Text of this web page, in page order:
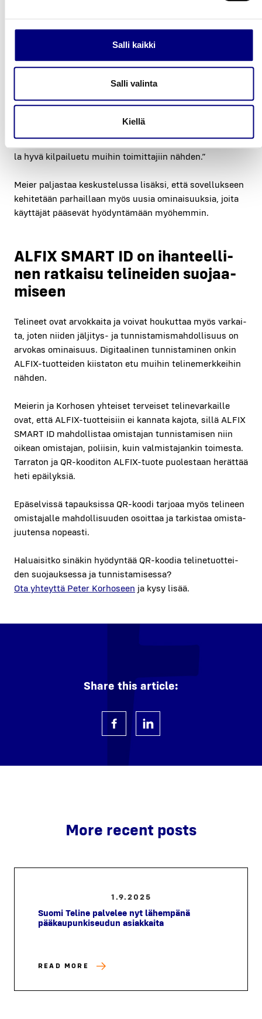
Salli kaikki
Salli valinta
Kiellä
Tuo­te­tie­to­jen avul­la tilaat verk­ko­kau­pas­ta hel­pos­ti lisää
Kaik­kien tuot­tei­den tie­dot ovat kes­ki­te­tys­ti saa­ta­vis­sa
Suo­jau­dut teli­ne­var­kail­ta, sil­lä QR-koo­din avul­la omis­ta­
Teli­nei­den han­kin­taa har­kit­se­val­leKor­ho­nen välit­tää
la hyvä kil­pai­lue­tu mui­hin toi­mit­ta­jiin näh­den.”
Meier pal­jas­taa kes­kus­te­lus­sa lisäk­si, että sovel­luk­seen
kehi­te­tään par­hail­laan myös uusia omi­nai­suuk­sia, joi­ta
käyt­tä­jät pää­se­vät hyö­dyn­tä­mään myö­hem­min.
ALFIX SMART ID on ihan­teel­li­
nen rat­kai­su teli­nei­den suo­jaa­
mi­seen
Teli­neet ovat arvok­kai­ta ja voi­vat hou­kut­taa myös var­kai­
ta, joten nii­den jäl­ji­tys- ja tun­nis­ta­mis­mah­dol­li­suus on
arvo­kas omi­nai­suus. Digi­taa­li­nen tun­nis­ta­mi­nen onkin
ALFIX-tuot­tei­den kiis­ta­ton etu mui­hin teli­ne­merk­kei­hin
näh­den.
Meie­rin ja Kor­ho­sen yhtei­set ter­vei­set teli­ne­var­kail­le
ovat, että ALFIX-tuot­tei­siin ei kan­na­ta kajo­ta, sil­lä ALFIX
SMART ID mah­dol­lis­taa omis­ta­jan tun­nis­ta­mi­sen niin
oikean omis­ta­jan, polii­sin, kuin val­mis­ta­jan­kin toi­mes­ta.
Tar­ra­ton ja QR-koo­di­ton ALFIX-tuo­te puo­les­taan herät­tää
heti epäi­lyk­siä.
Epä­sel­vis­sä tapauk­sis­sa QR-koo­di tar­jo­aa myös teli­neen
omis­ta­jal­le mah­dol­li­suu­den osoit­taa ja tar­kis­taa omis­ta­
juu­ten­sa nopeas­ti.
Haluai­sit­ko sinä­kin hyö­dyn­tää QR-koo­dia teli­ne­tuot­tei­
den suo­jauk­ses­sa ja tun­nis­ta­mi­ses­sa?
Ota yhteyt­tä Peter Kor­ho­seen ja kysy lisää.
Share this article:
More recent posts
1.9.2025
Suomi Teline palvelee nyt lähempänä
pääkaupunkiseudun asiakkaita
READ MORE